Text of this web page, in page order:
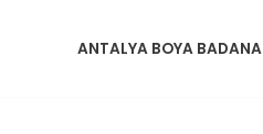
ANTALYA BOYA BADANA